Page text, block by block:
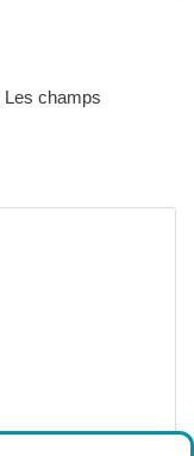
Les champs